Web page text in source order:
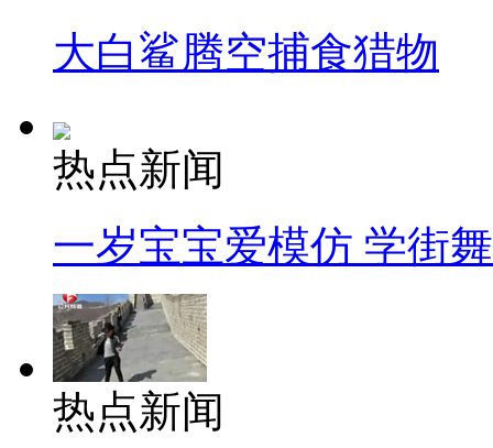
大白鲨腾空捕食猎物
热点新闻
一岁宝宝爱模仿 学街
热点新闻